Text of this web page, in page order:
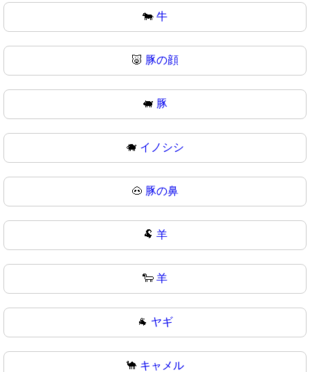
🐄 牛
🐷 豚の顔
🐖 豚
🐗 イノシシ
🐽 豚の鼻
🐏 羊
🐑 羊
🐐 ヤギ
🐪 キャメル